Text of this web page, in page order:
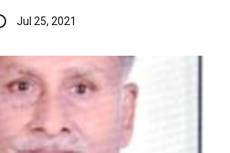
Jul 25, 2021